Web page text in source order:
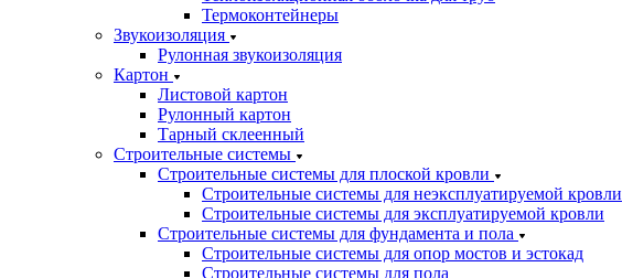
Термоконтейнеры
Звукоизоляция
Рулонная звукоизоляция
Картон
Листовой картон
Рулонный картон
Тарный склеенный
Строительные системы
Строительные системы для плоской кровли
Строительные системы для неэксплуатируемой кровли
Строительные системы для эксплуатируемой кровли
Строительные системы для фундамента и пола
Строительные системы для опор мостов и эстокад
Строительные системы для пола